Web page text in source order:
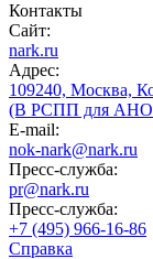
Контакты
Сайт:
nark.ru
Адрес:
109240, Москва,
(В РСПП для
E-mail:
nok-nark@nark.ru
Пресс-служба:
pr@nark.ru
Пресс-служба:
+7 (495) 966-16-86
Справка